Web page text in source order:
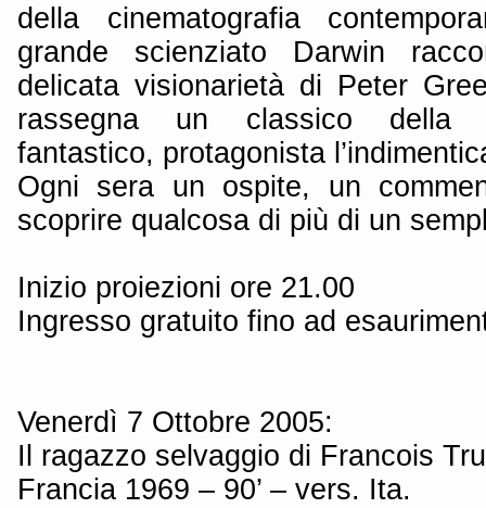
della cinematografia
grande scienziato Darwin
delicata visionarietà di Peter
rassegna un classico della
fantastico, protagonista
Ogni sera un ospite, un
scoprire qualcosa di più di un
Inizio proiezioni ore 21.00
Ingresso gratuito fino ad
Venerdì 7 Ottobre 2005:
Il ragazzo selvaggio di Francois
Francia 1969 – 90’ – vers. Ita.